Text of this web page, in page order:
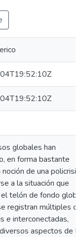
globales han
en forma bastante
de una policrisis
a la situación que
telón de fondo global
registran múltiples
e interconectadas,
aspectos de la